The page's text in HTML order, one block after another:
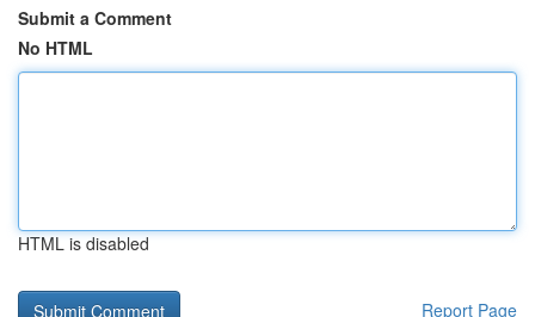
Submit a Comment
No HTML
HTML is disabled
Report Page